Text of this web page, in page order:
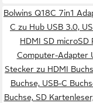
Bolwins Q18C 7in1
C zu Hub USB 3.0,
HDMI SD microSD
Computer-Adapter
Stecker zu HDMI
Buchse, USB-C
Buchse, SD